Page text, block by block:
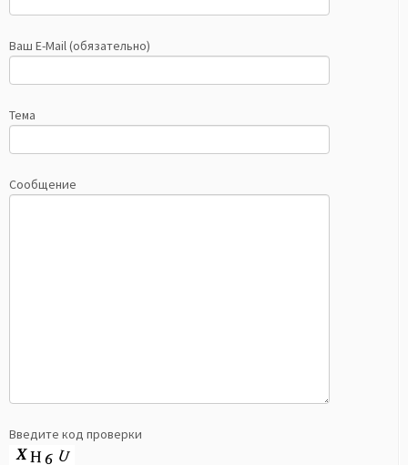
Ваш E-Mail (обязательно)
Тема
Сообщение
Введите код проверки